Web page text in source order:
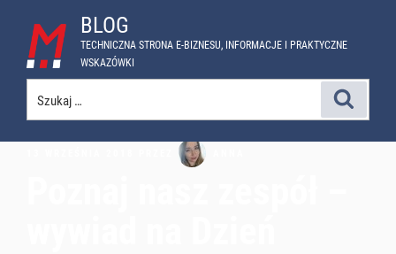
BLOG
TECHNICZNA STRONA E-BIZNESU, INFORMACJE I PRAKTYCZNE
WSKAZÓWKI